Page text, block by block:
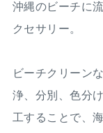
沖縄のビーチに
クセサリー。
ビーチクリーン
浄、分別、色分
工することで、